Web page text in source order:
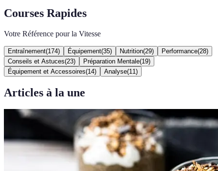
Courses Rapides
Votre Référence pour la Vitesse
Entraînement(174) Équipement(35) Nutrition(29) Performance(28)
Conseils et Astuces(23) Préparation Mentale(19)
Équipement et Accessoires(14) Analyse(11 )
Articles à la une